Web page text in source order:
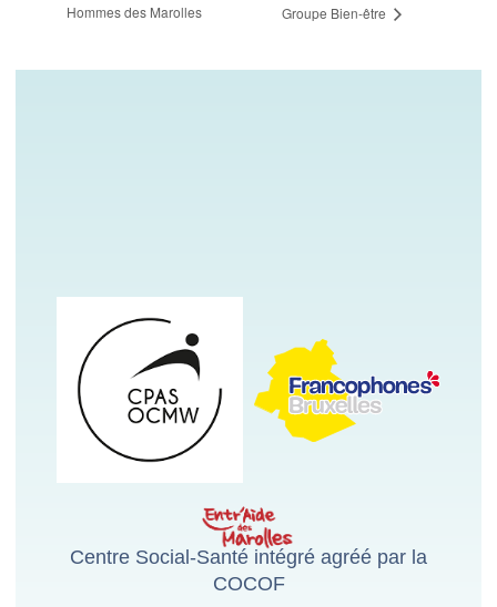
Hommes des Marolles
Groupe Bien-être
Centre Social-Santé intégré agréé par la
COCOF